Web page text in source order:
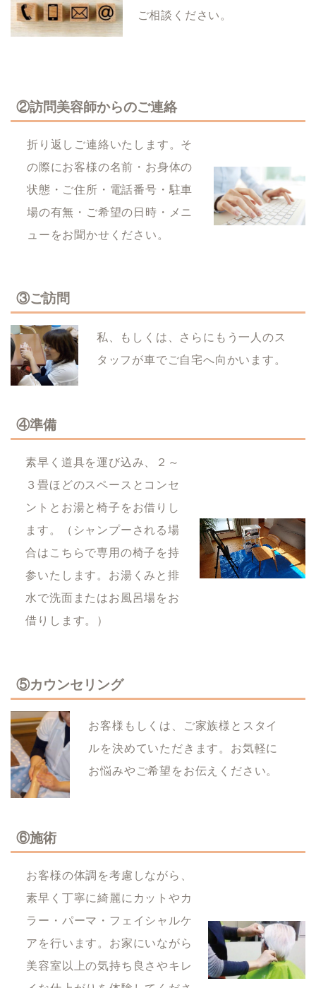
ご相談ください。
②訪問美容師からのご連絡
折り返しご連絡いたします。そ
の際にお客様の名前・お身体の
状態・ご住所・電話番号・駐車
場の有無・ご希望の日時・メニ
ューをお聞かせください。
③ご訪問
私、もしくは、さらにもう一人のス
タッフが車でご自宅へ向かいます。
④準備
素早く道具を運び込み、２～
３畳ほどのスペースとコンセ
ントとお湯と椅子をお借りし
ます。（シャンプーされる場
合はこちらで専用の椅子を持
参いたします。お湯くみと排
水で洗面またはお風呂場をお
借りします。）
⑤カウンセリング
お客様もしくは、ご家族様とスタイ
ルを決めていただきます。お気軽に
お悩みやご希望をお伝えください。
⑥施術
お客様の体調を考慮しながら、
素早く丁寧に綺麗にカットやカ
ラー・パーマ・フェイシャルケ
アを行います。お家にいながら
美容室以上の気持ち良さやキレ